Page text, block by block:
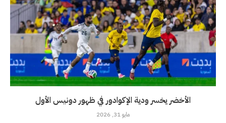
الأخضر يخسر ودية الإكوادور في ظهور دونيس الأول
مايو 31, 2026